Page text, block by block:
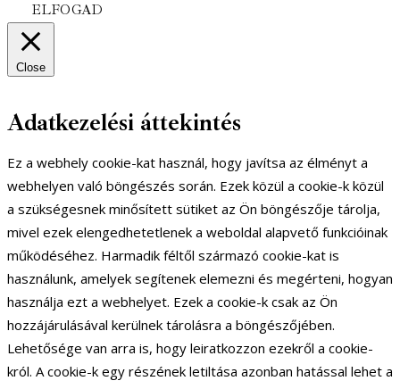
ELFOGAD
Close
Adatkezelési áttekintés
Ez a webhely cookie-kat használ, hogy javítsa az élményt a
webhelyen való böngészés során. Ezek közül a cookie-k közül
a szükségesnek minősített sütiket az Ön böngészője tárolja,
mivel ezek elengedhetetlenek a weboldal alapvető funkcióinak
működéséhez. Harmadik féltől származó cookie-kat is
használunk, amelyek segítenek elemezni és megérteni, hogyan
használja ezt a webhelyet. Ezek a cookie-k csak az Ön
hozzájárulásával kerülnek tárolásra a böngészőjében.
Lehetősége van arra is, hogy leiratkozzon ezekről a cookie-
król. A cookie-k egy részének letiltása azonban hatással lehet a